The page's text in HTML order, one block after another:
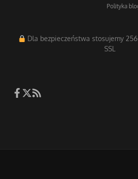
Polityka
Dla bezpieczeństwa stosujemy
SSL